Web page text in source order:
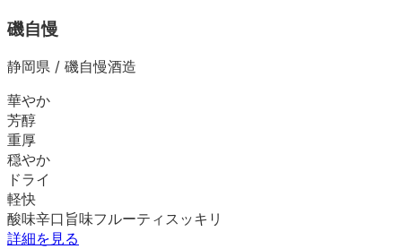
磯自慢
静岡県 / 磯自慢酒造
華やか
芳醇
重厚
穏やか
ドライ
軽快
酸味辛口 旨味フルーティ スッキリ
詳細を見る